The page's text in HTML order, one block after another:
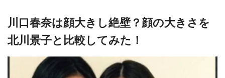
川口春奈は顔大きし絶壁？顔の大きさを
北川景子と比較してみた！